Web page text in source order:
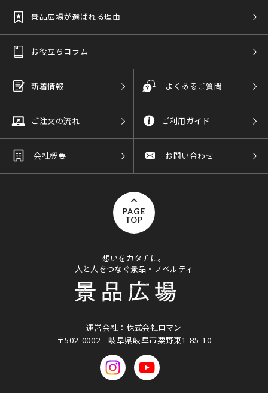
景品広場が選ばれる理由
お役立ちコラム
新着情報 よくあるご質問
ご注文の流れ ご利用ガイド
会社概要 お問い合わせ
PAGE
TOP
想いをカタチに。
人と人をつなぐ景品・ノベルティ
運営会社：株式会社ロマン
〒502-0002岐阜県岐阜市粟野東1-85-10